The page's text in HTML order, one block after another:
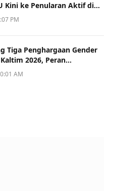
Kini ke Penularan Aktif di
PM
Tiga Penghargaan Gender
2026, Peran
Jadi Sorotan
AM